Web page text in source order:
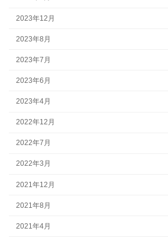
2023年12月
2023年8月
2023年7月
2023年6月
2023年4月
2022年12月
2022年7月
2022年3月
2021年12月
2021年8月
2021年4月